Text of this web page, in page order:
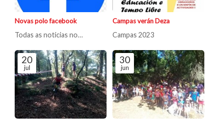
Novas polo facebook
Todas as noticias no
Campas verán Deza
Campas 2023
20
jul
30
jun